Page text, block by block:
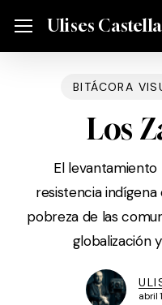
MenuUlises
BITÁCORA
Los
El
resistencia
pobreza de las
globalización
abril